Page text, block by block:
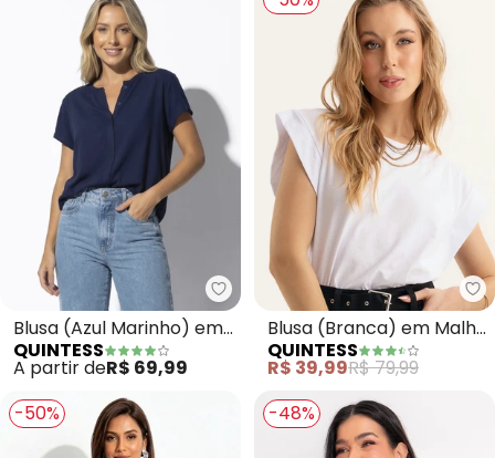
Quintess - Blusa (Azul
Blusa (Azul Marinho) em
Malha de Algodão
QUINTESS
A partir deR$ 69,99
Blusa (Branca) em Malha
de Algodão
QUINTESS
R$ 39,99R$ 79,99
-50%
-48%